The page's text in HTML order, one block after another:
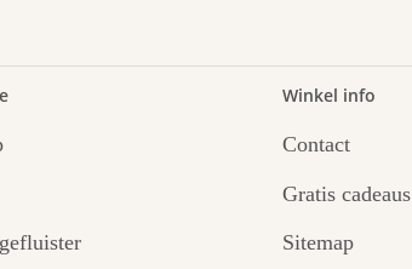
Winkel info
Contact
Gratis cadeaus
Sitemap